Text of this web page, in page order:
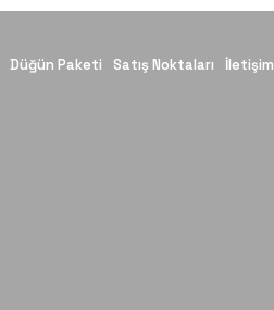
Düğün Paketi Satış Noktaları İletişim